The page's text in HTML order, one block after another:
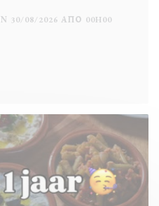
30/08/2026 ΑΠΌ 00H00